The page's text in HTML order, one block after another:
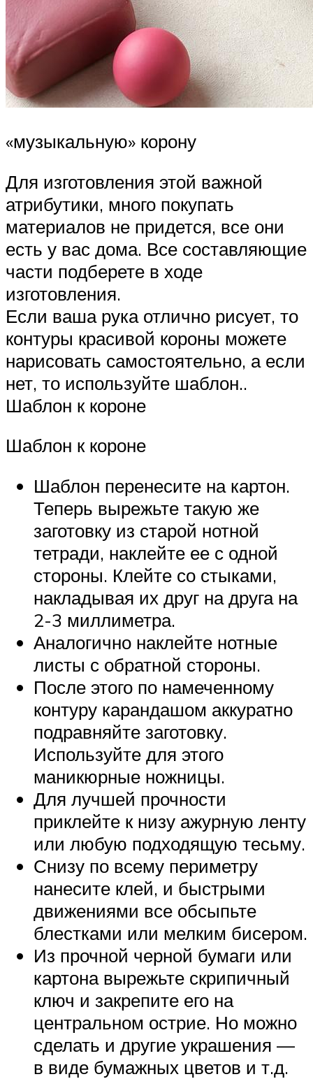
«музыкальную» корону
Для изготовления этой важной
атрибутики, много покупать
материалов не придется, все они
есть у вас дома. Все составляющие
части подберете в ходе
изготовления.
Если ваша рука отлично рисует, то
контуры красивой короны можете
нарисовать самостоятельно, а если
нет, то используйте шаблон..
Шаблон к короне
Шаблон к короне
Шаблон перенесите на картон.
Теперь вырежьте такую же
заготовку из старой нотной
тетради, наклейте ее с одной
стороны. Клейте со стыками,
накладывая их друг на друга на
2-3 миллиметра.
Аналогично наклейте нотные
листы с обратной стороны.
После этого по намеченному
контуру карандашом аккуратно
подравняйте заготовку.
Используйте для этого
маникюрные ножницы.
Для лучшей прочности
приклейте к низу ажурную ленту
или любую подходящую тесьму.
Снизу по всему периметру
нанесите клей, и быстрыми
движениями все обсыпьте
блестками или мелким бисером.
Из прочной черной бумаги или
картона вырежьте скрипичный
ключ и закрепите его на
центральном острие. Но можно
сделать и другие украшения —
в виде бумажных цветов и т.д.